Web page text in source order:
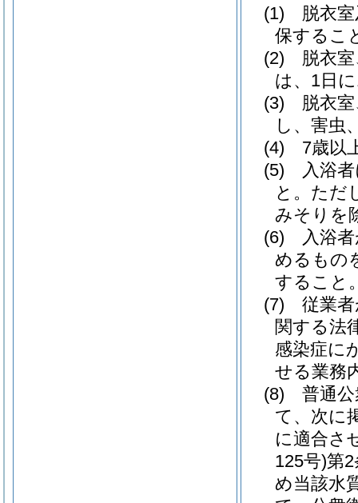
(1)
脱衣
保するこ
(2)
脱衣
は、1日
(3)
脱衣
し、害虫
(4)
7歳以
(5)
入浴
と。 ただ
みそりを
(6)
入浴
めるもの
すること
(7)
従業
関する法
感染症に
せる業務
(8)
普通
て、次に
に適合さ
125号)第
め当該水